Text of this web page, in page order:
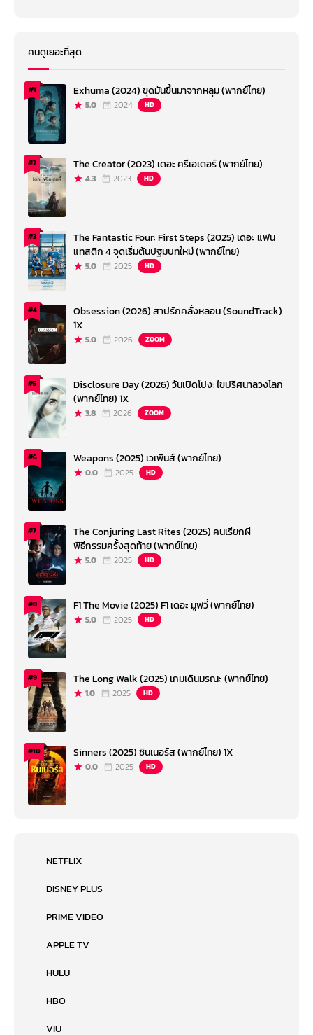
fast furious x เรื่องย่อ
“ต้องย้อนกันไปถึงปี 2012 – 2013 นู่นเลย ช่วงนั้นผมได้คุยกับพอล วอล์กเกอร์
กันว่าเราน่าจะจบตำนาน Fast กันที่ภาค 10 ดีมั้ย ซึ่งผมก็คิดว่ามันน่าจะดีนะ เพราะ
มาพิจารณาดูแล้วว่าเราก็มีเรื่องราวให้เล่ามากพอที่จะจบด้วยหนัง 2 ภาค ตอนนี้
มันก็กลายเป็นว่าเรื่องที่เราได้คุยกันไว้มันใกล้จะเป็นจริงล่ะ สำหรับผมแล้วที่ผ่าน
มามันเป็นความมหัศจรรย์มาก เป็นการเดินทางที่เยี่ยมยอด พวกเรามองเหมือน
ๆ กันว่าเลข 10 นี่ล่ะกำลังดี สำหรับการปิดฉากที่สวยงาม มันจะเป็นจุดหมาย
ปลายทางที่เรื่องราวของเรากำลังมุ่งหน้าไป”
ถึงแม้ว่าเรื่องราวในแฟรนไชส์หลักกำลังจะจบลง แต่ไม่ได้หมายความว่าแฟรน
ไชส์ Fast จะยุติลงแค่นี้ เพราะทีมงานได้วางแผนจะมีภาคแยกอีกหลายเรื่องเลยที่
จะขยายเรื่องราว ทั้งพันธมิตรของดอม หรือว่าเหล่าศัตรูของเขา ที่เดินหน้าไป
แล้วก็อย่าง Hobbs and Shaw ก็ประสบความสำเร็จสวยงามแล้วกำลังจะมีภาค
ต่ออีกด้วย ภาคแยกเรื่องต่อไปก็จะเป็นเรื่องราวของเหล่าคาแรกเตอร์หญิงใน
ในขณะนี้แฟน ๆ ก็ยังเฝ้ารอกำหนดฉายของ F9 กันอย่างใจจดใจจ่อ เพราะรอ
เก้อกันมาแล้วหลังจากได้ดูตัวอย่างหนังสุดมันส์กันไป แต่พอใกล้ถึงกำหนดฉาย
แล้วก็เจอสถานการณ์โควิด-19 ระบาดทำให้ทั่วโลกต้องล็อกดาวน์ แล้วก็ต้องรอ
กำหนดฉายใหม่กันข้ามปีเลย ซึ่ง วิน ดีเซล ก็ยังออกมายั่วน้ำลายอีกว่า ตัวอย่างที่
Fast & Furious X
เร็ว แรง ทะลุ นรก 10 นักแสดง
“ผมสามารถบอกได้ตอนนี้เลยว่า ผู้กำกับ จัสติน ลิน นั้นทำทุกอย่างได้ถูกต้อง
อีกเยอะ แล้วผมบอกได้เลยว่ามันน่าตื่นเต้นมาก มันจะต้องเป็นวันที่พิเศษสุด
คนดูเยอะที่สุด
#1 Exhuma (2024) ขุดมันขึ้นมาจากหลุม (พากย์ไทย)
5.0 2024 HD
#2 The Creator (2023) เดอะ ครีเอเตอร์ (พากย์ไทย)
4.3 2023 HD
#3
The Fantastic Four: First Steps (2025) เดอะ แฟน
แทสติก 4 จุดเริ่มต้นปฐมบทใหม่ (พากย์ไทย)
5.0 2025 HD
#4
Obsession (2026) สาปรักคลั่งหลอน (SoundTrack)
1X
5.0 2026 ZOOM
#5
Disclosure Day (2026) วันเปิดโปง: ไขปริศนาลวงโลก
(พากย์ไทย) 1X
3.8 2026 ZOOM
#6 Weapons (2025) เวเพินส์ (พากย์ไทย)
0.0 2025 HD
#7
The Conjuring Last Rites (2025) คนเรียกผี
พิธีกรรมครั้งสุดท้าย (พากย์ไทย)
5.0 2025 HD
#8 F1 The Movie (2025) F1 เดอะ มูฟวี่ (พากย์ไทย)
5.0 2025 HD
#9 The Long Walk (2025) เกมเดินมรณะ (พากย์ไทย)
1.0 2025 HD
#10 Sinners (2025) ซินเนอร์ส (พากย์ไทย) 1X
0.0 2025 HD
NETFLIX
DISNEY PLUS
PRIME VIDEO
APPLE TV
HULU
HBO
VIU